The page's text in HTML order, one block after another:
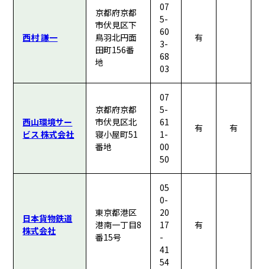
西村 謙一
京都府京都
市伏見区下
鳥羽北円面
田町156番
地
07
5-
60
3-
68
03
有
西山環境サー
ビス 株式会社
京都府京都
市伏見区北
寝小屋町51
番地
07
5-
61
1-
00
50
有 有
日本貨物鉄道
株式会社
東京都港区
港南一丁目8
番15号
05
0-
20
17
-
41
54
有